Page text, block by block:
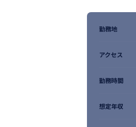
勤務地
アクセス
勤務時間
想定年収